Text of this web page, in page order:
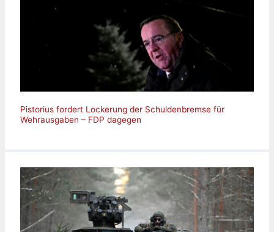
Pistorius fordert Lockerung der Schuldenbremse für
Wehrausgaben – FDP dagegen